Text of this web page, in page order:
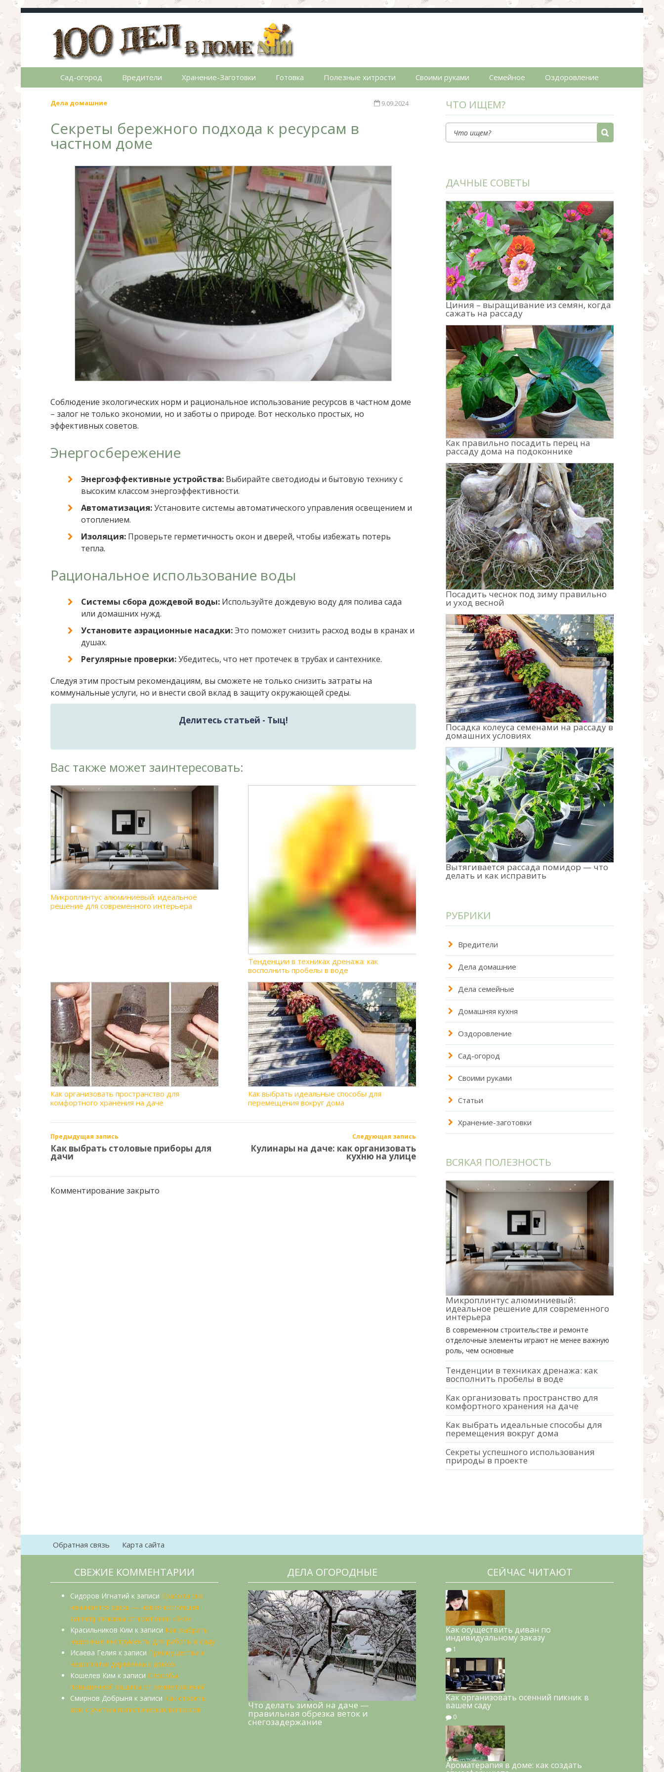
100 дел в доме
Полезные хитрости для легкой жизни в частном доме. Сад, огород, дела домашние, простые рецепты.
Сад-огород Вредители Хранение-Заготовки Готовка Полезные хитрости Своими руками Семейное Оздоровление
Дела домашние 9.09.2024
Секреты бережного подхода к ресурсам в
частном доме
Соблюдение экологических норм и рациональное использование ресурсов в частном доме
– залог не только экономии, но и заботы о природе. Вот несколько простых, но
эффективных советов.
Энергосбережение
Энергоэффективные устройства: Выбирайте светодиоды и бытовую технику с
высоким классом энергоэффективности.
Автоматизация:Установите системы автоматического управления освещением и
отоплением.
Изоляция: Проверьте герметичность окон и дверей, чтобы избежать потерь
тепла.
Рациональное использование воды
Системы сбора дождевой воды: Используйте дождевую воду для полива сада
или домашних нужд.
Установите аэрационные насадки:Это поможет снизить расход воды в кранах и
душах.
Регулярные проверки:Убедитесь, что нет протечек в трубах и сантехнике.
Следуя этим простым рекомендациям, вы сможете не только снизить затраты на
коммунальные услуги, но и внести свой вклад в защиту окружающей среды.
Делитесь статьей - Тыц!
Вас также может заинтересовать:
Микроплинтус алюминиевый: идеальное
решение для современного интерьера
Тенденции в техниках дренажа: как
восполнить пробелы в воде
Как организовать пространство для
комфортного хранения на даче
Как выбрать идеальные способы для
перемещения вокруг дома
Предыдущая запись
Как выбрать столовые приборы для
дачи
Следующая запись
Кулинары на даче: как организовать
кухню на улице
Комментирование закрыто
ЧТО ИЩЕМ?
ДАЧНЫЕ СОВЕТЫ
Циния – выращивание из семян, когда
сажать на рассаду
Как правильно посадить перец на
рассаду дома на подоконнике
Посадить чеснок под зиму правильно
и уход весной
Посадка колеуса семенами на рассаду в
домашних условиях
Вытягивается рассада помидор — что
делать и как исправить
РУБРИКИ
Вредители
Дела домашние
Дела семейные
Домашняя кухня
Оздоровление
Сад-огород
Своими руками
Статьи
Хранение-заготовки
ВСЯКАЯ ПОЛЕЗНОСТЬ
Микроплинтус алюминиевый:
идеальное решение для современного
интерьера
В современном строительстве и ремонте
отделочные элементы играют не менее важную
роль, чем основные
Тенденции в техниках дренажа: как
восполнить пробелы в воде
Как организовать пространство для
комфортного хранения на даче
Как выбрать идеальные способы для
перемещения вокруг дома
Секреты успешного использования
природы в проекте
Обратная связь Карта сайта
СВЕЖИЕ КОММЕНТАРИИ
Сидоров Игнатий к записи Красота сна
начинается здесь — новая коллекция
saimeiqi пижамы от компании «3ко»
Красильников Ким к записи Как выбрать
надежные инструменты для работы в саду
Исаева Гелия к записи Преимущества и
недостатки деревянных домов
Кошелев Ким к записи Способы
повышенной защиты от землетрясений
Смирнов Добрыня к записи Как строить
дом с учетом логистических вопросов
ДЕЛА ОГОРОДНЫЕ
Что делать зимой на даче —
правильная обрезка веток и
снегозадержание
СЕЙЧАС ЧИТАЮТ
Как осуществить диван по
индивидуальному заказу
1
Как организовать осенний пикник в
вашем саду
0
Ароматерапия в доме: как создать